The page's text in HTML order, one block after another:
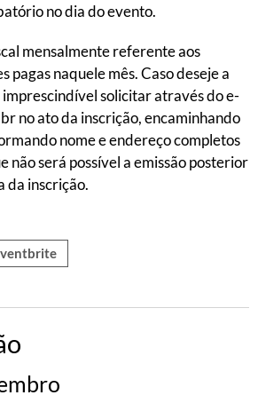
no dia do evento.
mensalmente referente aos
pagas naquele mês. Caso deseje a
imprescindível solicitar através do e-
no ato da inscrição, encaminhando
nome e endereço completos
não será possível a emissão posterior
da inscrição.